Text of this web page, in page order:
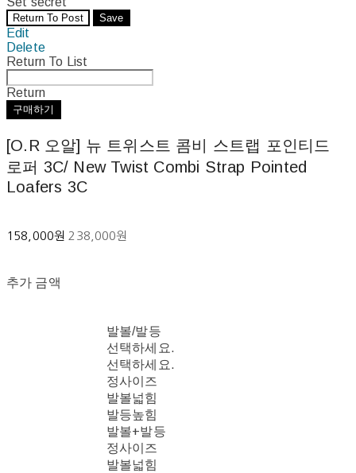
Return To Post Save
Edit
Delete
Return To List
Return
구매하기
[O.R 오알] 뉴 트위스트 콤비 스트랩 포인티드
로퍼 3C/ New Twist Combi Strap Pointed
Loafers 3C
158,000원 238,000원
추가 금액
발볼/발등
선택하세요.
선택하세요.
정사이즈
발볼넓힘
발등높힘
발볼+발등
정사이즈
발볼넓힘